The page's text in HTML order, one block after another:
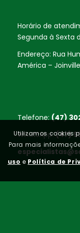
Horário de
Segunda à Sexta
Endereço: Rua
América –
Telefone:(47)
WhatsApp:(47)
Utilizamos cookies
Para mais
uso e Política de